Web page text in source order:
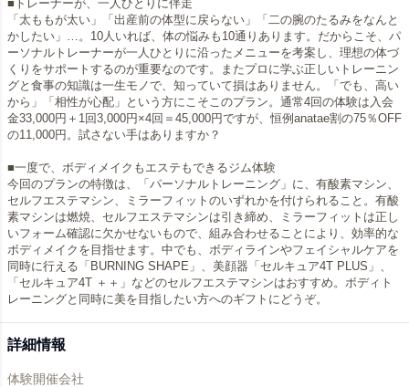
■トレーナーが、一人ひとりに伴走
「太ももが太い」「出産前の体型に戻らない」「二の腕のたるみをなんと
かしたい」…。10人いれば、体の悩みも10通りあります。だからこそ、パ
ーソナルトレーナーが一人ひとりに沿ったメニューを考案し、理想の体づ
くりをサポートするのが重要なのです。またプロに学ぶ正しいトレーニン
グと食事の知識は一生モノで、知っていて損はありません。「でも、高い
から」「相性が心配」という方にこそこのプラン。通常4回の体験は入会
金33,000円＋1回3,000円×4回＝45,000円ですが、恒例anatae割の75％OFF
の11,000円。試さない手はありますか？
■一度で、ボディメイクもエステもできるジム体験
今回のプランの特徴は、「パーソナルトレーニング」に、有酸素マシン、
セルフエステマシン、ミラーフィットのいずれかを付けられること。有酸
素マシンは燃焼、セルフエステマシンは引き締め、ミラーフィットは正し
いフォーム確認に欠かせないもので、組み合わせることにより、効率的な
ボディメイクを目指せます。中でも、ボディラインやフェイシャルケアを
同時に行える「BURNING SHAPE」、美顔器「セルキュア4T PLUS」、
「セルキュア4T ＋＋」などのセルフエステマシンはおすすめ。ボディト
レーニングと同時に美を目指したい方へのギフトにどうぞ。
詳細情報
体験開催会社